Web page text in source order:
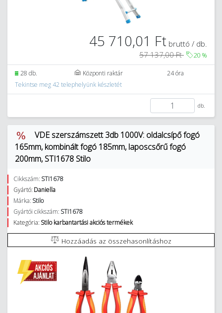
45 710,01 Ft bruttó / db.
57 137,00 Ft
20 %
28 db. Központi raktár
24 óra
Tekintse meg 42 telephelyünk készletét
db.
VDE szerszámszett 3db 1000V: oldalcsípő fogó
165mm, kombinált fogó 185mm, laposcsőrű fogó
200mm, STI1678 Stilo
Cikkszám: STI1678
Gyártó: Daniella
Márka: Stilo
Gyártói cikkszám: STI1678
Kategória: Stilo karbantartási akciós termékek
Hozzáadás az összehasonlításhoz